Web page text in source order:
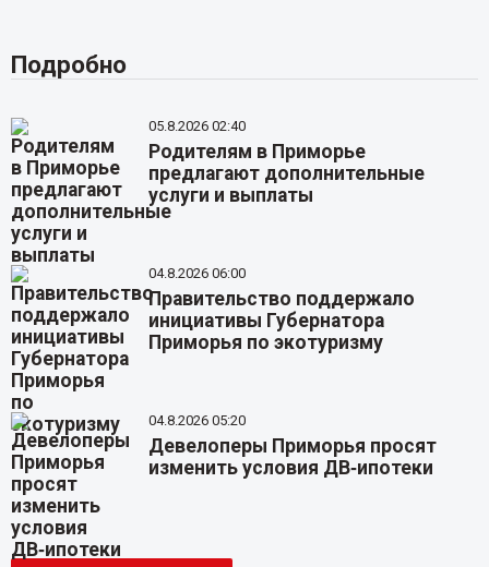
Подробно
05.8.2026 02:40
Родителям в Приморье
предлагают дополнительные
услуги и выплаты
04.8.2026 06:00
Правительство поддержало
инициативы Губернатора
Приморья по экотуризму
04.8.2026 05:20
Девелоперы Приморья просят
изменить условия ДВ‑ипотеки